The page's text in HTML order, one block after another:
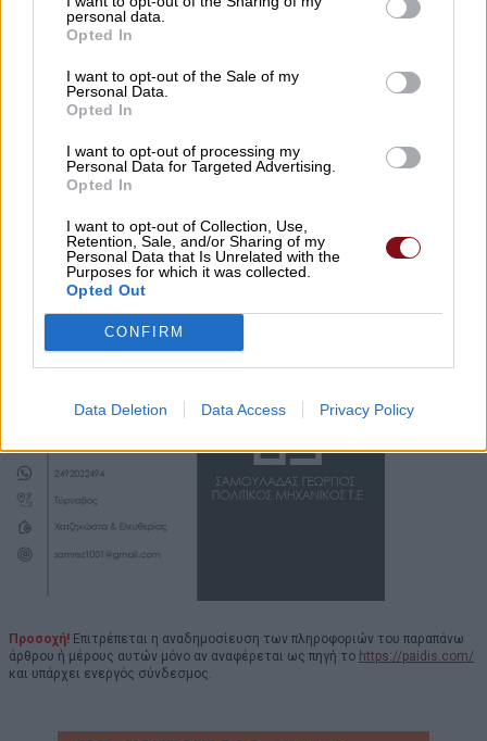
personal data.
Opted In
I want to opt-out of the Sale of my
Personal Data.
Opted In
I want to opt-out of processing my
Personal Data for Targeted Advertising.
Opted In
I want to opt-out of Collection, Use,
Retention, Sale, and/or Sharing of my
Personal Data that Is Unrelated with the
Purposes for which it was collected.
Opted Out
CONFIRM
Data Deletion Data Access Privacy Policy
αρχή του ΣΥΡΙΖΑ-ΠΑΣΟΚ κ.α. στη Λάρισα και να
πάρει μέρος στην αυριανή συνεδρίαση του
δημοτικού συμβουλίου στις 7:30 το απόγευμα.
Μη χάνετε καμία σημαντική είδηση του
Paidis.com
βλέπετε συχνότερα τις ειδήσεις μας στο Google Discover.
Προσθήκη του Paidis.com
Στη σελίδα που θα ανοίξει, πατήστε
Προσοχή! Επιτρέπεται η αναδημοσίευση των πληροφοριών του παραπάνω
άρθρου ή μέρους αυτών μόνο αν αναφέρεται ως πηγή το https://paidis.com/
και υπάρχει ενεργός σύνδεσμος.